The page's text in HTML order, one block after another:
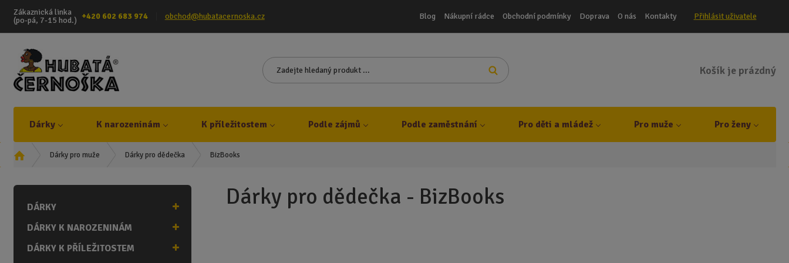
Zákaznická linka
(po-pá, 7-15 hod.) +420 602 683 974 obchod@hubatacernoska.cz Blog Nákupní rádce Obchodní podmínky Doprava O nás Kontakty Přihlásit uživatele
e
d
a
Vyhledat Košík je prázdný
Dárky K narozeninám K příležitostem Podle zájmů Podle zaměstnání Pro děti a mládež Pro muže Pro ženy
Ú
n
s
Dárky pro muže Dárky pro dědečka BizBooks
Dárky pro dědečka - BizBooks
DÁRKY
DÁRKY K NAROZENINÁM
DÁRKY K PŘÍLEŽITOSTEM